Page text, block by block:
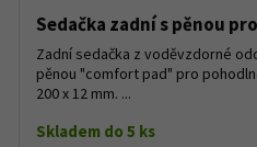
Sedačka zadní s pěnou
Zadní sedačka z voděvzdorné
pěnou "comfort pad" pro
200 x 12 mm. ...
Skladem do 5 ks